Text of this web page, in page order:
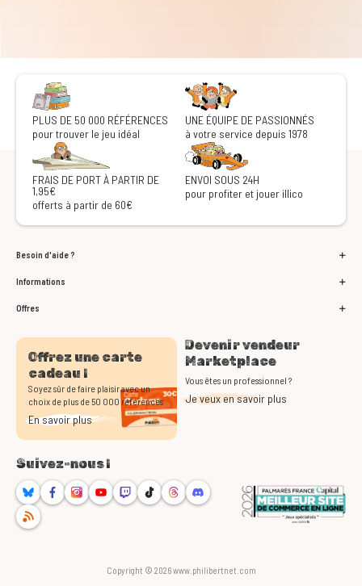
PLUS DE 50 000 RÉFÉRENCES
pour trouver le jeu idéal
UNE ÉQUIPE DE PASSIONNÉS
à votre service depuis 1978
FRAIS DE PORT À PARTIR DE
1,95€
offerts à partir de 60€
ENVOI SOUS 24H
pour profiter et jouer illico
Besoin d'aide ?
Informations
Offres
Offrez une carte
cadeau !
Soyez sûr de faire plaisir avec un
choix de plus de 50 000 références
En savoir plus
Devenir vendeur
Marketplace
Vous êtes un professionnel ?
Je veux en savoir plus
Suivez-nous !
BlueskyFacebookInstagram
YoutubeTwitchTikTokThreadsDiscord
RSS
Copyright © 2026 www.philibertnet.com